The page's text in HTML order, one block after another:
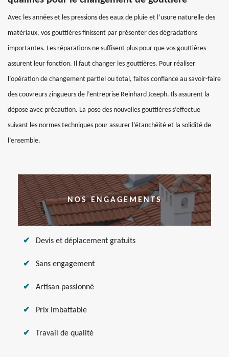
Avec les années et les pressions des eaux de pluie et l’usure naturelle des
matériaux, vos gouttières finissent par présenter des dégradations
importantes. Les réparations ne suffisent plus pour que vos gouttières
assurent leur fonction. Il faut changer les gouttières. Pour réaliser
l’opération de changement partiel ou total, faites confiance au savoir-faire
des couvreurs zingueurs de l’entreprise Reinhard Joseph. Ils assurent la
dépose avec précaution. La pose des nouvelles gouttières s’effectue
suivant les normes techniques pour assurer l’étanchéité et la solidité de
l’ensemble.
NOS ENGAGEMENTS
Devis et déplacement gratuits
Sans engagement
Artisan passionné
Prix imbattable
Travail de qualité